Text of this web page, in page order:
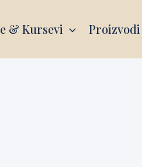
& Kursevi Proizvodi